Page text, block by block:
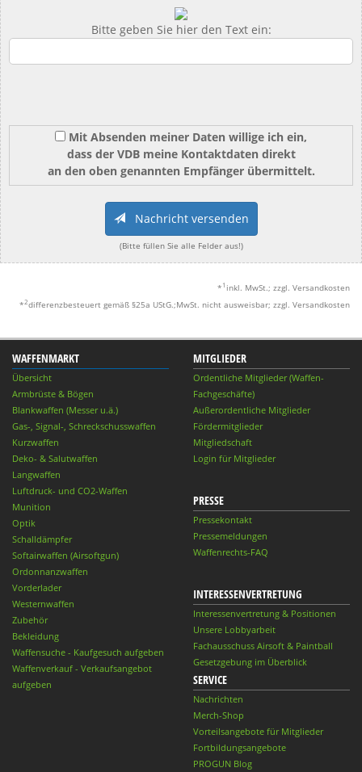
Bitte geben Sie hier den Text ein:
Mit Absenden meiner Daten willige ich ein,
dass der VDB meine Kontaktdaten direkt
an den oben genannten Empfänger übermittelt.
Nachricht versenden
(Bitte füllen Sie alle Felder aus!)
* 1 inkl. MwSt.; zzgl. Versandkosten
*2differenzbesteuert gemäß §25a UStG.;MwSt. nicht ausweisbar; zzgl. Versandkosten
WAFFENMARKT
Übersicht
Armbrüste & Bögen
Blankwaffen (Messer u.ä.)
Gas-, Signal-, Schreckschusswaffen
Kurzwaffen
Deko- & Salutwaffen
Langwaffen
Luftdruck- und CO2-Waffen
Munition
Optik
Schalldämpfer
Softairwaffen (Airsoftgun)
Ordonnanzwaffen
Vorderlader
Westernwaffen
Zubehör
Bekleidung
Waffensuche - Kaufgesuch aufgeben
Waffenverkauf - Verkaufsangebot
aufgeben
MITGLIEDER
Ordentliche Mitglieder (Waffen-
Fachgeschäfte)
Außerordentliche Mitglieder
Fördermitglieder
Mitgliedschaft
Login für Mitglieder
PRESSE
Pressekontakt
Pressemeldungen
Waffenrechts-FAQ
INTERESSENVERTRETUNG
Interessenvertretung & Positionen
Unsere Lobbyarbeit
Fachausschuss Airsoft & Paintball
Gesetzgebung im Überblick
SERVICE
Nachrichten
Merch-Shop
Vorteilsangebote für Mitglieder
Fortbildungsangebote
PROGUN Blog